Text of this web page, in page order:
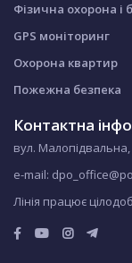
Фізична охорона і
GPS моніторинг
Охорона квартир
Пожежна безпека
Контактна
вул. Малопідвальна,
e-mail:
Лінія працює